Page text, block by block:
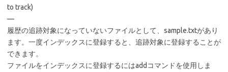
to track)
—
履歴の追跡対象になっていないファイルとして、sample.txtがあり
ます。一度インデックスに登録すると、追跡対象に登録することが
できます。
ファイルをインデックスに登録するにはaddコマンドを使用しま